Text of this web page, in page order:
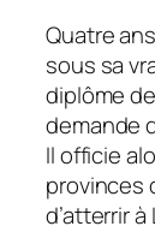
Quatre
sous sa
diplôme
demande
Il officie
provinces
d’atterrir à